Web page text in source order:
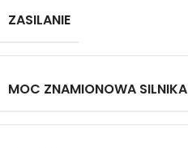
ZASILANIE
MOC ZNAMIONOWA SILNIKA